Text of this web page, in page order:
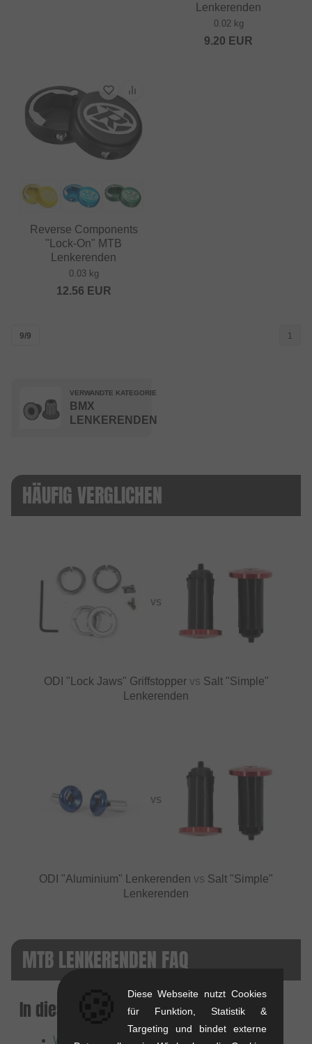
Lenkerenden
0.02 kg
9.20 EUR
Reverse Components
"Lock-On" MTB
Lenkerenden
0.03 kg
12.56 EUR
9/9 1
VERWANDTE KATEGORIE
BMX
LENKERENDEN
HÄUFIG VERGLICHEN
VS
ODI "Lock Jaws" Griffstopper vs Salt "Simple"
Lenkerenden
VS
ODI "Aluminium" Lenkerenden vs Salt "Simple"
Lenkerenden
MTB LENKERENDEN FAQ
In diesem Artikel:
Was sind Lenkerenden und warum sind sie so
Diese Webseite nutzt Cookies
für Funktion, Statistik &
Targeting und bindet externe